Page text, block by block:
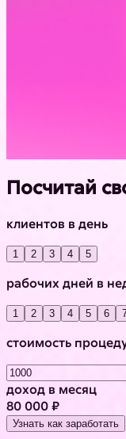
Посчитай
клиентов в день
1 2 3 4 5
рабочих дней в
1 2 3 4 5 6
стоимость
доход в месяц
80 000 ₽
Узнать как заработать